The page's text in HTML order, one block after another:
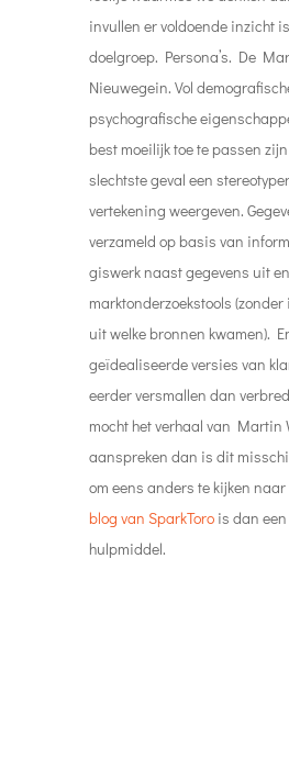
invullen er voldoende inzicht
doelgroep. Persona’s. De
Nieuwegein. Vol
psychografische
best moeilijk toe te passen
slechtste geval een
vertekening weergeven.
verzameld op basis van
giswerk naast gegevens uit
marktonderzoekstools
uit welke bronnen kwamen).
geïdealiseerde versies van
eerder versmallen dan
mocht het verhaal van Martin
aanspreken dan is dit
om eens anders te kijken naar
blog van SparkTorois dan
hulpmiddel.